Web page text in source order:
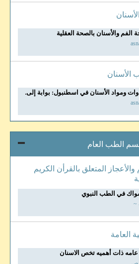
والأسنان بالصحة العقلية
ومواد الأسنان في اسطنبول: بوابة إلى...
الطب العام
المتعلق بالقرأن الكريم
في الطب النبوي
العامة
ذات أهميه تخص الاسنان